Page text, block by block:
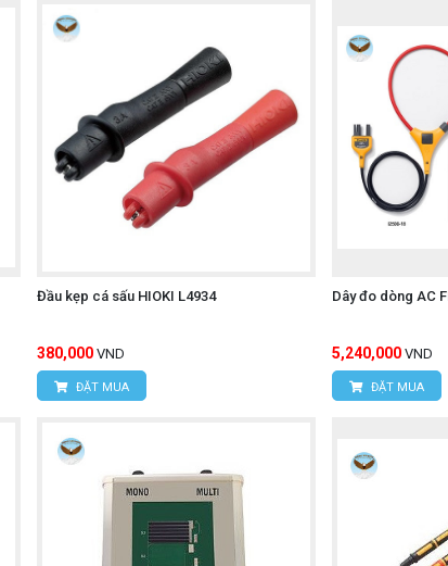
Đầu kẹp cá sấu HIOKI L4934
380,000 VND
ĐẶT MUA
Dây đo dòng AC
5,240,000 VND
ĐẶT MUA